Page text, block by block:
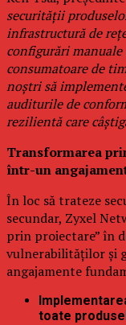
securității
infrastructură de
configurări
consumatoare de
noștri să
auditurile de
rezilientă care
Transformarea
într-un
În loc să trateze
secundar, Zyxel
prin proiectare” în
vulnerabilităților și
angajamente
toate